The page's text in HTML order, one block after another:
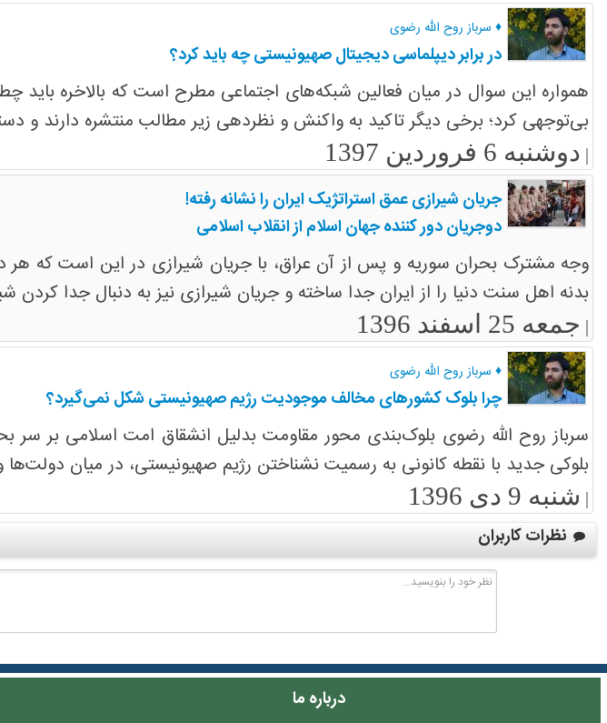
♦ سرباز روح الله رضوی
در برابر دیپلماسی دیجیتال صهیونیستی چه باید کرد؟
همواره این سوال در میان فعالین شبکه‌های اجتماعی مطرح است که بالاخره باید
بی‌توجهی کرد؛ برخی دیگر تاکید به واکنش و نظردهی زیر مطالب منتشره دارند و
| دوشنبه 6 فروردین 1397
جریان شیرازی عمق استراتژیک ایران را نشانه رفته!
دوجریان دور کننده جهان اسلام از انقلاب اسلامی
وجه مشترک بحران سوریه و پس از آن عراق، با جریان شیرازی در این است که هر
بدنه اهل سنت دنیا را از ایران جدا ساخته و جریان شیرازی نیز به دنبال جدا کردن
| جمعه 25 اسفند 1396
♦ سرباز روح الله رضوی
چرا بلوک کشورهای مخالف موجودیت رژیم صهیونیستی شکل نمی‌گیرد؟
سرباز روح الله رضوی بلوک‌بندی محور مقاومت بدلیل انشقاق امت اسلامی بر
بلوکی جدید با نقطه کانونی به رسمیت نشناختن رژیم صهیونیستی، در میان دولت‌ها
| شنبه 9 دی 1396
نظرات کاربران
درباره ما